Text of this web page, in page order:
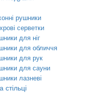
рушники
серветки
для ніг
для обличчя
для рук
для сауни
лазневі